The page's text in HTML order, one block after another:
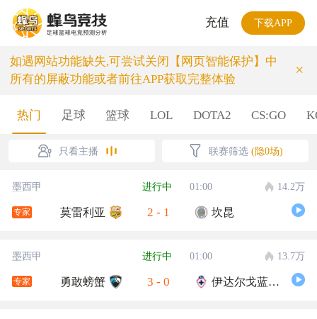
充值 下载APP
如遇网站功能缺失,可尝试关闭【网页智能保护】中
所有的屏蔽功能或者前往APP获取完整体验
×
热门 足球 篮球 LOL DOTA2 CS:GO
只看主播 联赛筛选 (隐0场)
墨西甲 进行中 01:00 14.2万
专家 莫雷利亚 2 - 1 坎昆
墨西甲 进行中 01:00 13.7万
专家 勇敢螃蟹 3 - 0 伊达尔戈蓝十字